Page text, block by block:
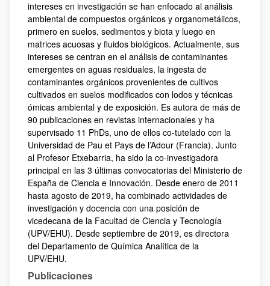
intereses en investigación se han enfocado al análisis
ambiental de compuestos orgánicos y organometálicos,
primero en suelos, sedimentos y biota y luego en
matrices acuosas y fluidos biológicos. Actualmente, sus
intereses se centran en el análisis de contaminantes
emergentes en aguas residuales, la ingesta de
contaminantes orgánicos provenientes de cultivos
cultivados en suelos modificados con lodos y técnicas
ómicas ambiental y de exposición. Es autora de más de
90 publicaciones en revistas internacionales y ha
supervisado 11 PhDs, uno de ellos co-tutelado con la
Universidad de Pau et Pays de l’Adour (Francia). Junto
al Profesor Etxebarria, ha sido la co-investigadora
principal en las 3 últimas convocatorias del Ministerio de
España de Ciencia e Innovación. Desde enero de 2011
hasta agosto de 2019, ha combinado actividades de
investigación y docencia con una posición de
vicedecana de la Facultad de Ciencia y Tecnología
(UPV/EHU). Desde septiembre de 2019, es directora
del Departamento de Química Analítica de la
UPV/EHU.
Publicaciones